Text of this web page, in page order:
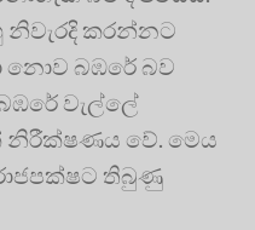
නිවැරදි කරන්නට
නොව බඹරේ බව
වැල්ලේ
වේ. මෙය
තිබුණු